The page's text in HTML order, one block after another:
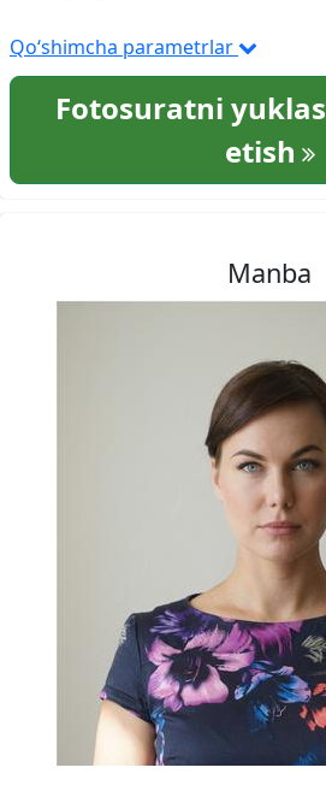
Qo‘shimcha parametrlar
Fotosuratni
etish
Manba